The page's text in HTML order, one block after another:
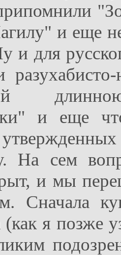
и еще
и для
и еще
На сем
и мы
Сначала
(как я позже